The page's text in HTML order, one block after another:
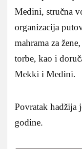
Medini, stručna
organizacija
mahrama za
torbe, kao i
Mekki i Medini.
Povratak hadžija
godine.